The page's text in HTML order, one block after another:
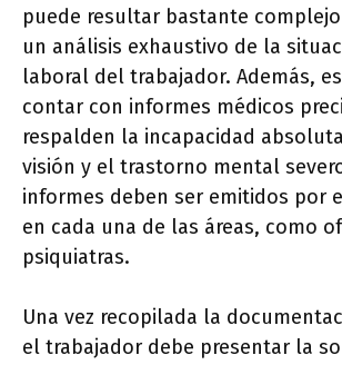
puede resultar bastante
un análisis exhaustivo de la
laboral del trabajador. Además,
contar con informes médicos
respalden la incapacidad
visión y el trastorno mental
informes deben ser emitidos por
en cada una de las áreas, como
psiquiatras.
Una vez recopilada la
el trabajador debe presentar la